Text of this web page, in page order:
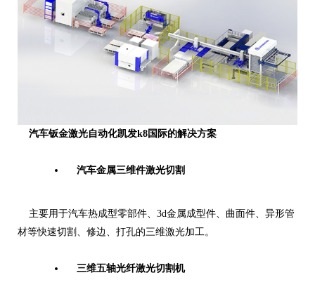
汽车钣金激光自动化凯发k8国际的解决方案
汽车金属三维件激光切割
主要用于汽车热成型零部件、3d金属成型件、曲面件、异形管
材等快速切割、修边、打孔的三维激光加工。
三维五轴光纤激光切割机